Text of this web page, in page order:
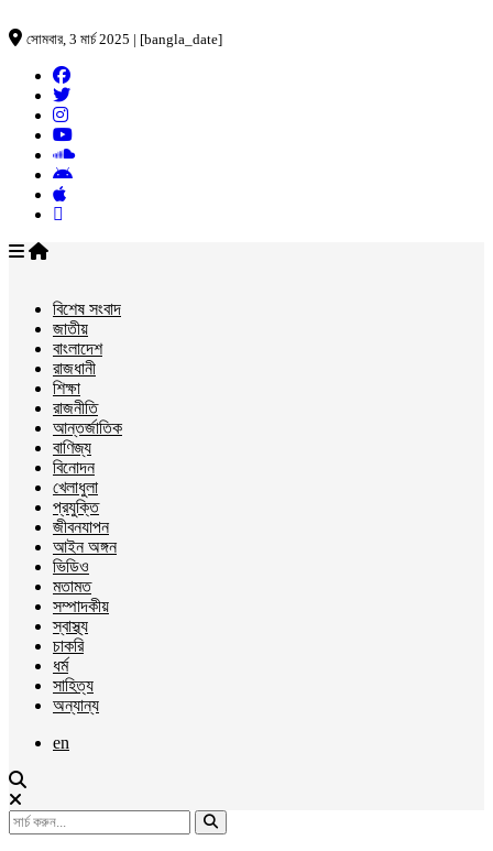
সোমবার, 3 মার্চ 2025 | [bangla_date]
বিশেষ সংবাদ
জাতীয়
বাংলাদেশ
রাজধানী
শিক্ষা
রাজনীতি
আন্তর্জাতিক
বাণিজ্য
বিনোদন
খেলাধুলা
প্রযুক্তি
জীবনযাপন
আইন অঙ্গন
ভিডিও
মতামত
সম্পাদকীয়
স্বাস্থ্য
চাকরি
ধর্ম
সাহিত্য
অন্যান্য
en